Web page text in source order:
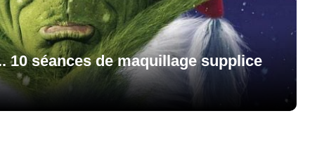
10 séances de maquillage supplice